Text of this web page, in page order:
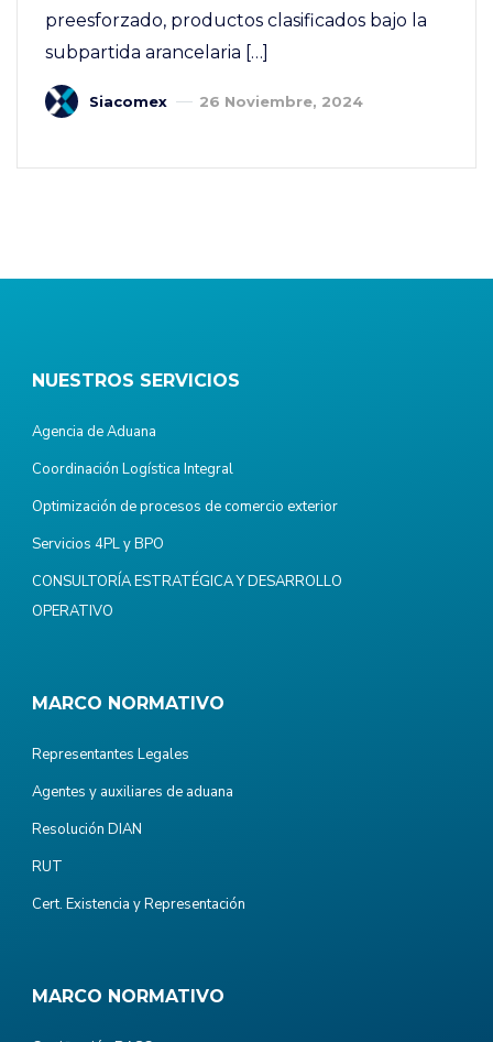
preesforzado, productos clasificados bajo la
subpartida arancelaria […]
Siacomex 26 Noviembre, 2024
NUESTROS SERVICIOS
Agencia de Aduana
Coordinación Logística Integral
Optimización de procesos de comercio exterior
Servicios 4PL y BPO
CONSULTORÍA ESTRATÉGICA Y DESARROLLO
OPERATIVO
MARCO NORMATIVO
Representantes Legales
Agentes y auxiliares de aduana
Resolución DIAN
RUT
Cert. Existencia y Representación
MARCO NORMATIVO